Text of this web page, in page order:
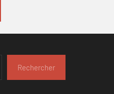
Rechercher